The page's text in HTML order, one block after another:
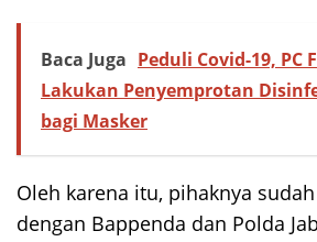
Baca Juga Peduli Covid-19, PC
Lakukan Penyemprotan
bagi Masker
Oleh karena itu, pihaknya
dengan Bappenda dan Polda